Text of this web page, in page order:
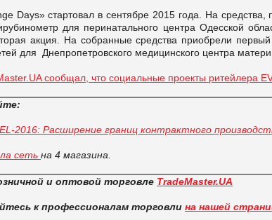
Days» стартовал в сентябре 2015 года. На
для перинатального центра Одесской
акция. На собранные средства приобрели
для Днепропетровского медицинского центра
сообщал, что социальные проекты ритейлера
2016: Расширение границ контрактного
сеть на 4 магазина.
и оптовой торговле TradeMaster.UA
к профессионалам торговли на нашей